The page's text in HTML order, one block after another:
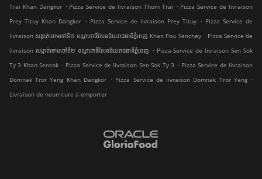
Trai Khan Dangkor . Pizza Service de livraison Thom Trai . Pizza Service de livraison
Prey Tituy Khan Dangkor . Pizza Service de livraison Prey Tituy . Pizza Service de
livraison សង្កាត់ចោមចៅទី២ ខណ្ឌពោធិ៍សែនជ័យរាជធានីភ្នំពេញ Khan Pou Senchey . Pizza Service de
livraison សង្កាត់ចោមចៅទី២ ខណ្ឌពោធិ៍សែនជ័យរាជធានីភ្នំពេញ . Pizza Service de livraison Sen Sok
Ty 3 Khan Sensok . Pizza Service de livraison Sen Sok Ty 3 . Pizza Service de livraison
Domnak Tror Yeng Khan Dangkor . Pizza Service de livraison Domnak Tror Yeng .
Livraison de nourriture à emporter